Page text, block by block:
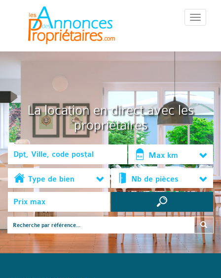
::Menu::
La location en direct avec les
propriétaires
Max km
Type de bien Nb de pièces